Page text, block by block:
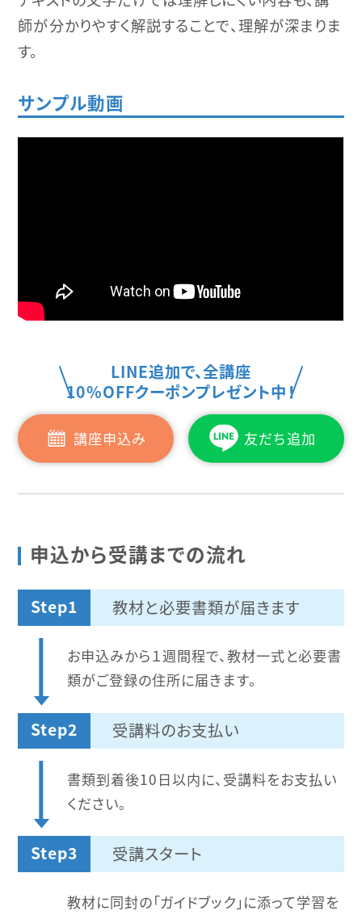
師が分かりやすく解説することで、理解が深まりま
す。
サンプル動画
LINE追加で、全講座
10%OFFクーポンプレゼント中！
講座申込み 友だち追加
申込から受講までの流れ
Step1 教材と必要書類が届きます
お申込みから１週間程で、教材一式と必要書
類がご登録の住所に届きます。
Step2 受講料のお支払い
書類到着後10日以内に、受講料をお支払い
ください。
Step3 受講スタート
教材に同封の「ガイドブック」に添って学習を